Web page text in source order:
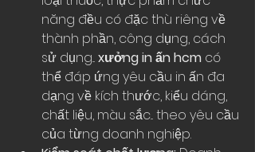
năng đều có đặc thù riêng về
thành phần, công dụng, cách
sử dụng... xưởng in ấn hcm có
thể đáp ứng yêu cầu in ấn đa
dạng về kích thước, kiểu dáng,
chất liệu, màu sắc... theo yêu cầu
của từng doanh nghiệp.